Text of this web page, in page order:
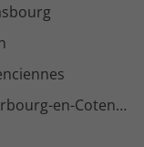
Emploi Responsable d'affaires à Cherbourg-en-Cotentin